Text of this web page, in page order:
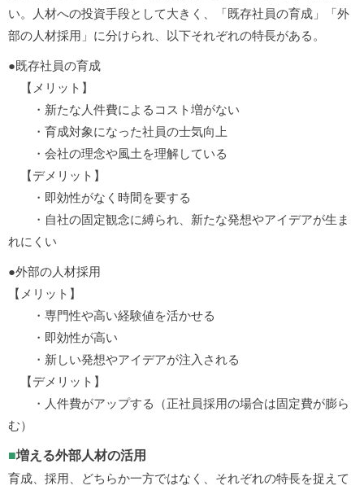
い。人材への投資手段として大きく、「既存社員の育成」「外
部の人材採用」に分けられ、以下それぞれの特長がある。
●既存社員の育成
【メリット】
・新たな人件費によるコスト増がない
・育成対象になった社員の士気向上
・会社の理念や風土を理解している
【デメリット】
・即効性がなく時間を要する
・自社の固定観念に縛られ、新たな発想やアイデアが生ま
れにくい
●外部の人材採用
【メリット】
・専門性や高い経験値を活かせる
・即効性が高い
・新しい発想やアイデアが注入される
【デメリット】
・人件費がアップする（正社員採用の場合は固定費が膨ら
む）
■増える外部人材の活用
育成、採用、どちらか一方ではなく、それぞれの特長を捉えて